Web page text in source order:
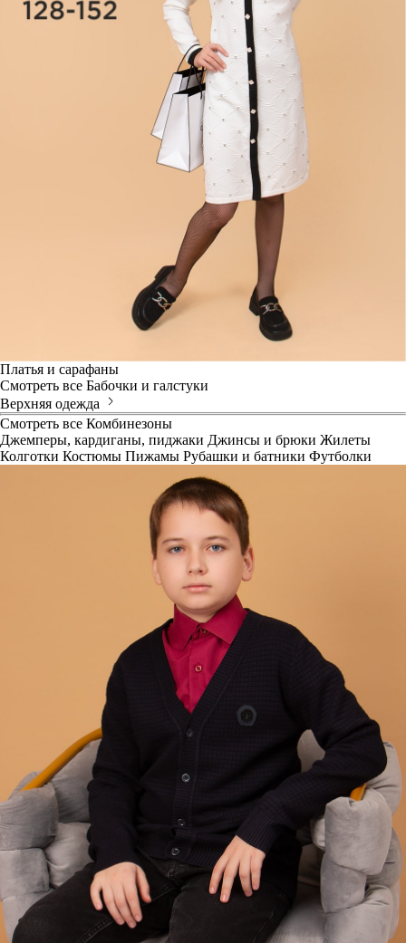
Платья и сарафаны
Смотреть все Бабочки и галстуки
Верхняя одежда
Смотреть все Комбинезоны
Джемперы, кардиганы, пиджаки Джинсы и брюки Жилеты
Колготки Костюмы Пижамы Рубашки и батники Футболки